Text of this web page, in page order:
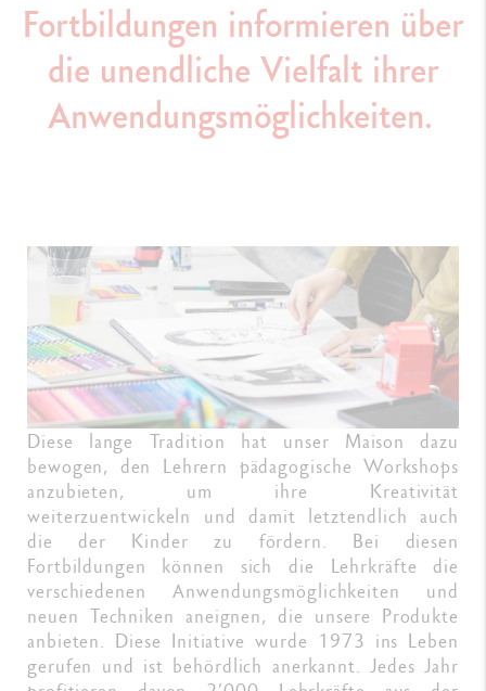
Fortbildungen informieren über
die unendliche Vielfalt ihrer
Anwendungsmöglichkeiten.
Diese lange Tradition hat unser Maison dazu
bewogen, den Lehrern pädagogische Workshops
anzubieten, um ihre Kreativität
weiterzuentwickeln und damit letztendlich auch
die der Kinder zu fördern. Bei diesen
Fortbildungen können sich die Lehrkräfte die
verschiedenen Anwendungsmöglichkeiten und
neuen Techniken aneignen, die unsere Produkte
anbieten. Diese Initiative wurde 1973 ins Leben
gerufen und ist behördlich anerkannt. Jedes Jahr